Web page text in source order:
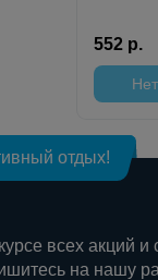
552 р.
отдых!
всех акций и
на нашу